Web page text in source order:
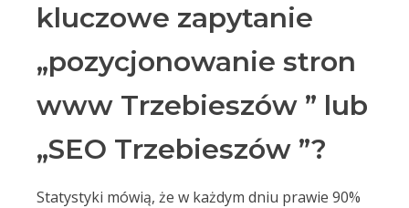
kluczowe zapytanie
„pozycjonowanie stron
www Trzebieszów ” lub
„SEO Trzebieszów ”?
Statystyki mówią, że w każdym dniu prawie 90%